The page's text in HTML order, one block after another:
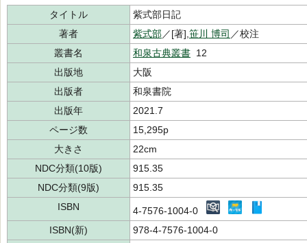
タイトル
紫式部日記
著者
紫式部／[著], 笹川 博司 ／校注
叢書名
和泉古典叢書 12
出版地
大阪
出版者
和泉書院
出版年
2021.7
ページ数
15,295p
大きさ
22cm
NDC分類(10版)
915.35
NDC分類(9版)
915.35
ISBN
4-7576-1004-0
ISBN(新)
978-4-7576-1004-0